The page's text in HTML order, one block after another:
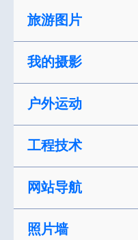
旅游图片
我的摄影
户外运动
工程技术
网站导航
照片墙